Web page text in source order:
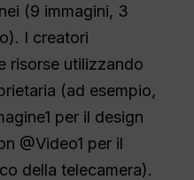
(9 immagini, 3
I creatori
risorse utilizzando
(ad esempio,
per il design
@Video1 per il
della telecamera).